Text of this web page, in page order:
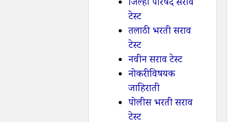
जिल्हा परिषद सराव
टेस्ट
तलाठी भरती सराव
टेस्ट
नवीन सराव टेस्ट
नोकरी विषयक
जाहिराती
पोलीस भरती सराव
टेस्ट